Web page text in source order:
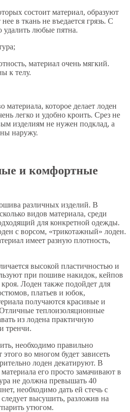
состоит материал, образуют
в ткань не въедается грязь. С
удалить любые пятна.
материал очень мягкий.
к телу.
которое делает лоден
легко и удобно кроить. Срез не
изделиям не нужен подклад, а
наружу.
и комфортные
различных изделий. В
видов материала, среди
для конкретной одежды.
с ворсом, «трикотажный» лоден.
имеет разную плотность,
высокой пластичностью и
при пошиве накидок, кейпов
Лоден также подойдет для
платьев и юбок,
получаются красивые и
теплоизоляционные
из лодена практичную
тренчи.
необходимо правильно
во многом будет зависеть
лоден декатируют. В
его просто замачивают в
не должна превышать 40
необходимо дать ей стечь с
высушить, разложив на
утюгом.